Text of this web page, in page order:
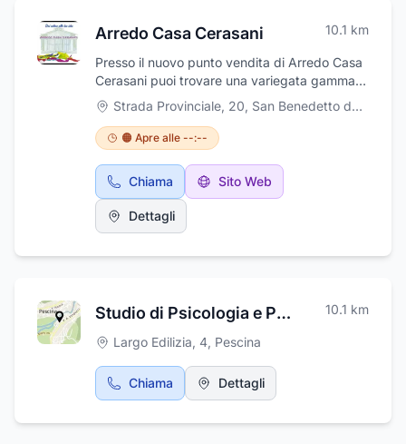
Arredo Casa Cerasani 10.1 km
Presso il nuovo punto vendita di Arredo Casa
Cerasani puoi trovare una variegata gamma
di materiali tecnologicamente avanzati che ti
permetteranno di eseguire ogni tipo di
intervento in ambito edile. Al fine di garantire
il massimo della qualità, si affida solo ed
esclusivamente a partner rinomati,
impiegando tutte le risorse necessarie per
essere sempre al passo con le ultime novità
che il mercato offre. Grazie all'impiego di
il negozio è in grado di fornire un’adeguata
occupandosi di realizzare qualsiasi tipologia
di tinta a campione. Dalle vernici decorative
con effetto stucco alle velature, da quelle
effetto marmorino alle finiture con effetti
cromatici di ogni genere, Arredo Casa
prodotti dei Sistemi Decorativi. I prodotti in
Strada Provinciale, 20, San Benedetto dei Marsi
🟠 Apre alle --:--
Chiama Sito Web
Dettagli
Studio di Psicologia e Psicoterapia - Dr.ssa Maria Rosita Cecilia 10.1 km
Largo Edilizia, 4, Pescina
Chiama Dettagli